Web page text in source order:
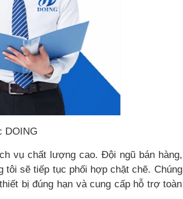
DOING
vụ chất lượng cao. Đội ngũ bán hàng,
tôi sẽ tiếp tục phối hợp chặt chẽ. Chúng
bị đúng hạn và cung cấp hỗ trợ toàn